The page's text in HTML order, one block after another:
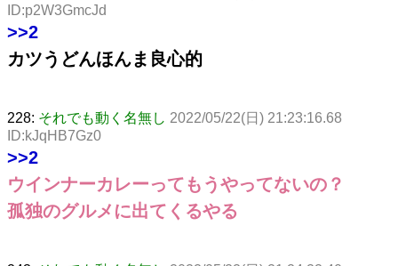
ID:p2W3GmcJd
>>2
カツうどんほんま良心的
228: それでも動く名無し 2022/05/22(日) 21:23:16.68
ID:kJqHB7Gz0
>>2
ウインナーカレーってもうやってないの？
孤独のグルメに出てくるやる